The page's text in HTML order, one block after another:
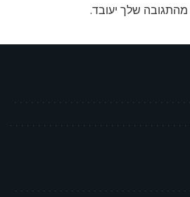
מהתגובה שלך יעובד.